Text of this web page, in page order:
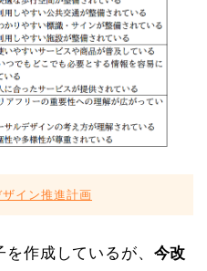
イン推進計画
作成しているが、 今改